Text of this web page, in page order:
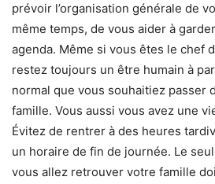
prévoir l’organisation générale de
même temps, de vous aider à
agenda. Même si vous êtes le chef
restez toujours un être humain à
normal que vous souhaitiez passer
famille. Vous aussi vous avez une
Évitez de rentrer à des heures
un horaire de fin de journée. Le
vous allez retrouver votre famille